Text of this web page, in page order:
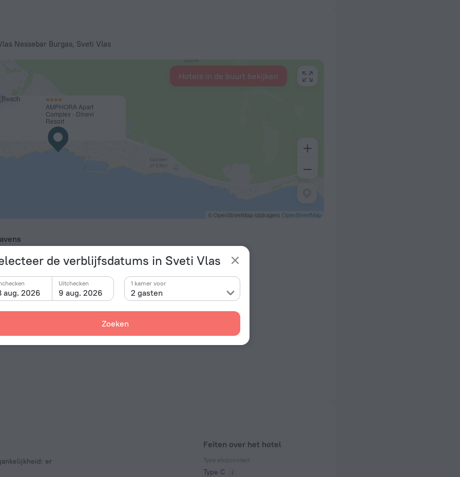
de verblijfsdatums in Sveti Vlas
aug. 2026 9 aug. 2026
Uitchecken
2 gasten
1 kamer voor
Zoeken
Nessebar Burgas, Sveti Vlas
AMPHORA Apart
Complex - Dinevi
Resort
© OpenStreetMap-bijdragers OpenStreetMap
Hotels in de buurt bekijken
Airport
25,7 km
er
Feiten over het hotel
Type stopcontact
Type C